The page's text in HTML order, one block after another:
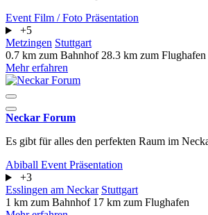
Event Film / Foto Präsentation
+5
Metzingen Stuttgart
0.7 km zum Bahnhof 28.3 km zum Flughafen
Mehr erfahren
Neckar Forum
Es gibt für alles den perfekten Raum im
Abiball Event Präsentation
+3
Esslingen am Neckar Stuttgart
1 km zum Bahnhof 17 km zum Flughafen